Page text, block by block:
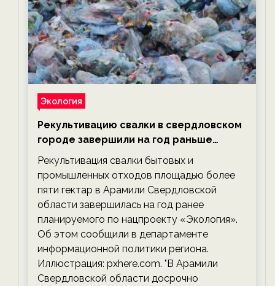
Экология
Рекультивацию свалки в свердловском
городе завершили на год раньше
планируемого срока — новости
экологии на ECOportal
Рекультивация свалки бытовых и
промышленных отходов площадью более
пяти гектар в Арамили Свердловской
области завершилась на год ранее
планируемого по нацпроекту «Экология».
Об этом сообщили в департаменте
информационной политики региона.
Иллюстрация: pxhere.com. "В Арамили
Свердловской области досрочно